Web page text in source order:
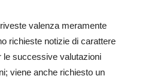
valenza meramente
richieste notizie di carattere
le successive valutazioni
viene anche richiesto un